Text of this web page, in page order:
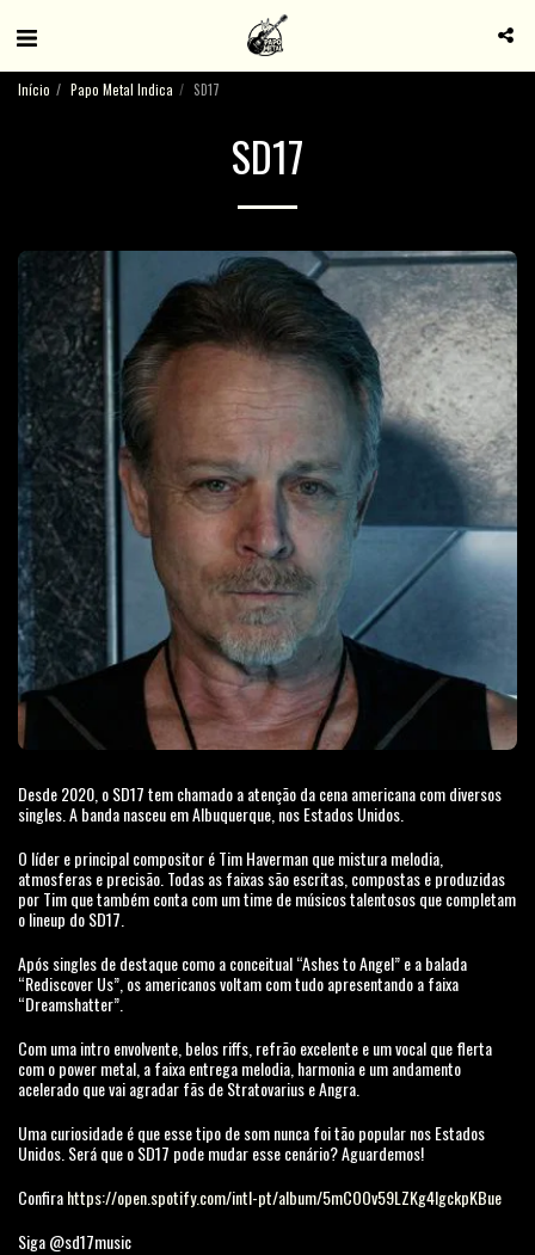
Início Papo Metal Indica SD17
SD17
Desde 2020, o SD17 tem chamado a atenção da cena americana com diversos
singles. A banda nasceu em Albuquerque, nos Estados Unidos.
O líder e principal compositor é Tim Haverman que mistura melodia,
atmosferas e precisão. Todas as faixas são escritas, compostas e produzidas
por Tim que também conta com um time de músicos talentosos que completam
o lineup do SD17.
Após singles de destaque como a conceitual “Ashes to Angel” e a balada
“Rediscover Us”, os americanos voltam com tudo apresentando a faixa
“Dreamshatter”.
Com uma intro envolvente, belos riffs, refrão excelente e um vocal que flerta
com o power metal, a faixa entrega melodia, harmonia e um andamento
acelerado que vai agradar fãs de Stratovarius e Angra.
Uma curiosidade é que esse tipo de som nunca foi tão popular nos Estados
Unidos. Será que o SD17 pode mudar esse cenário? Aguardemos!
Confirahttps://open.spotify.com/intl-pt/album/5mCOOv59LZKg4IgckpKBue
Siga @sd17music